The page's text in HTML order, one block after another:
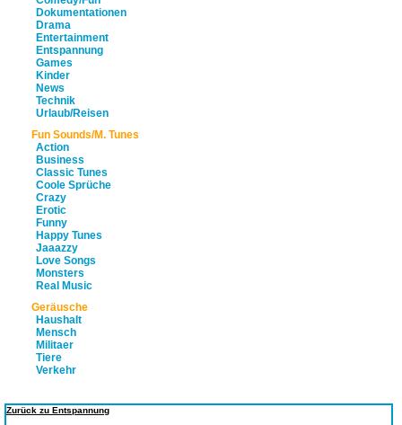
Dokumentationen
Drama
Entertainment
Entspannung
Games
Kinder
News
Technik
Urlaub/Reisen
Fun Sounds/M. Tunes
Action
Business
Classic Tunes
Coole Sprüche
Crazy
Erotic
Funny
Happy Tunes
Jaaazzy
Love Songs
Monsters
Real Music
Geräusche
Haushalt
Mensch
Militaer
Tiere
Verkehr
Zurück zu Entspannung